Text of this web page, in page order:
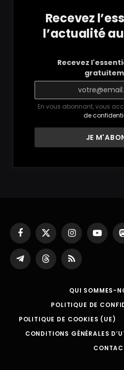
Recevez
l’actualité
Recevez
En vous abonnant, vous
de
Facebook
X
(Twitter)
Instagram
Partager
sur
ThreadsRSS
QUI SOMMES-
POLITIQUE DE
POLITIQUE DE COOKIES (UE)
CONDITIONS GÉNÉRALES